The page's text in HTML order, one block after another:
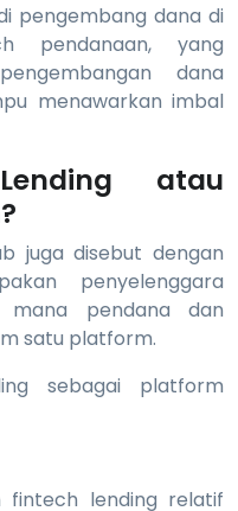
pengembang dana di
pendanaan, yang
dana
menawarkan imbal
atau
juga disebut dengan
penyelenggara
mana pendana dan
satu platform.
sebagai platform
fintech lending relatif